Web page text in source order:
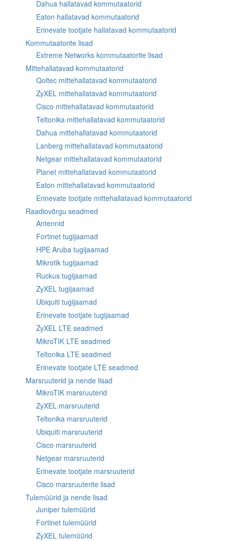
Dahua hallatavad kommutaatorid
Eaton hallatavad kommutaatorid
Erinevate tootjate hallatavad kommutaatorid
Kommutaatorite lisad
Extreme Networks kommutaatorite lisad
Mittehallatavad kommutaatorid
Qoltec mittehallatavad kommutaatorid
ZyXEL mittehallatavad kommutaatorid
Cisco mittehallatavad kommutaatorid
Teltonika mittehallatavad kommutaatorid
Dahua mittehallatavad kommutaatorid
Lanberg mittehallatavad kommutaatorid
Netgear mittehallatavad kommutaatorid
Planet mittehallatavad kommutaatorid
Eaton mittehallatavad kommutaatorid
Erinevate tootjate mittehallatavad kommutaatorid
Raadiovõrgu seadmed
Antennid
Fortinet tugijaamad
HPE Aruba tugijaamad
Mikrotik tugijaamad
Ruckus tugijaamad
ZyXEL tugijaamad
Ubiquiti tugijaamad
Erinevate tootjate tugijaamad
ZyXEL LTE seadmed
MikroTIK LTE seadmed
Teltonika LTE seadmed
Erinevate tootjate LTE seadmed
Marsruuterid ja nende lisad
MikroTIK marsruuterid
ZyXEL marsruuterid
Teltonika marsruuterid
Ubiquiti marsruuterid
Cisco marsruuterid
Netgear marsruuterid
Erinevate tootjate marsruuterid
Cisco marsruuterite lisad
Tulemüürid ja nende lisad
Juniper tulemüürid
Fortinet tulemüürid
ZyXEL tulemüürid